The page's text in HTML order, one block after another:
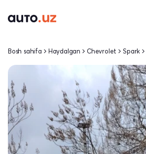
Bosh sahifa Haydalgan Chevrolet Spark